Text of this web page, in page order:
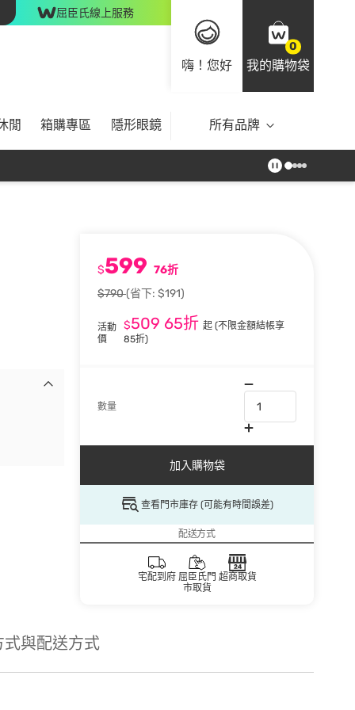
屈臣氏線上服務
嗨！您好
0
我的購物袋
閒 箱購專區 隱形眼鏡 所有品牌
$599 76折
$790(省下: $191)
活動
價
$509 65折起(不限金額結帳享
85折)
數量
加入購物袋
查看門市庫存 (可能有時間誤差)
配送方式
宅配到府 屈臣氏門
市取貨
超商取貨
式與配送方式